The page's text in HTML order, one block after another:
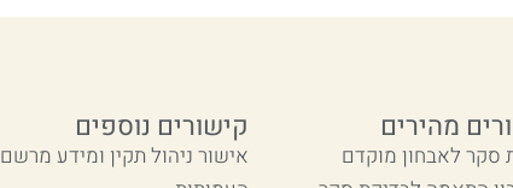
מהירים
סקר לאבחון מוקדם
קישורים נוספים
אישור ניהול תקין ומידע מרשם